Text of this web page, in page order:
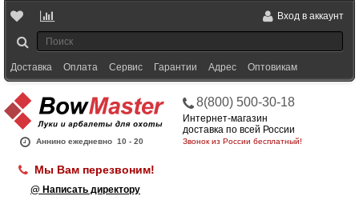
Вход в аккаунт
Доставка Оплата Сервис Гарантии Адрес Оптовикам
Аннино ежедневно 10 - 20
8(800) 500-30-18
Интернет-магазин
доставка по всей России
Звонок из России бесплатный!
Мы Вам перезвоним!
@ Написать директору